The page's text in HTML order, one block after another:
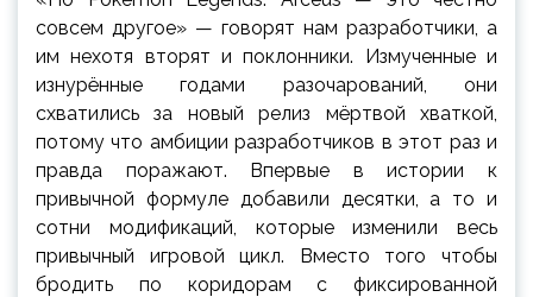
совсем другое» — говорят нам разработчики, а
им нехотя вторят и поклонники. Измученные и
изнурённые годами разочарований, они
схватились за новый релиз мёртвой хваткой,
потому что амбиции разработчиков в этот раз и
правда поражают. Впервые в истории к
привычной формуле добавили десятки, а то и
сотни модификаций, которые изменили весь
привычный игровой цикл. Вместо того чтобы
бродить по коридорам с фиксированной